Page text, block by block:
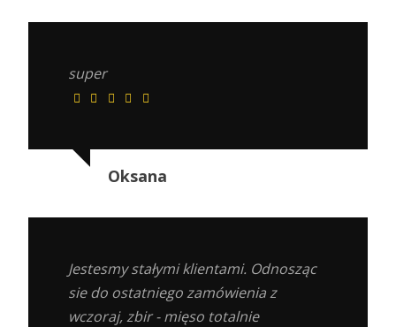
super
Oksana
Jestesmy stałymi klientami. Odnosząc
sie do ostatniego zamówienia z
wczoraj, zbir - mięso totalnie